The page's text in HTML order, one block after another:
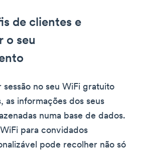
de clientes e
o seu
sessão no seu WiFi gratuito
as informações dos seus
numa base de dados.
para convidados
pode recolher não só